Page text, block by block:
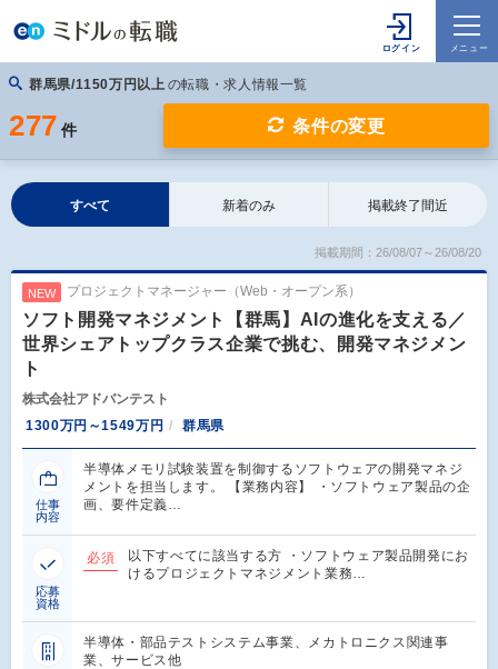
群馬県/1150万円以上 の転職・求人情報一覧
277 件 条件の変更
すべて 新着のみ 掲載終了間近
掲載期間：26/08/07～26/08/20
NEW プロジェクトマネージャー（Web・オープン系）
ソフト開発マネジメント【群馬】AIの進化を支える／
世界シェアトップクラス企業で挑む、開発マネジメン
ト
株式会社アドバンテスト
1300万円～1549万円
群馬県
仕事
内容
半導体メモリ試験装置を制御するソフトウェアの開発マネジ
メントを担当します。 【業務内容】 ・ソフトウェア製品の企
画、要件定義…
応募
資格
必須
以下すべてに該当する方 ・ソフトウェア製品開発にお
けるプロジェクトマネジメント業務…
半導体・部品テストシステム事業、メカトロニクス関連事
業、サービス他